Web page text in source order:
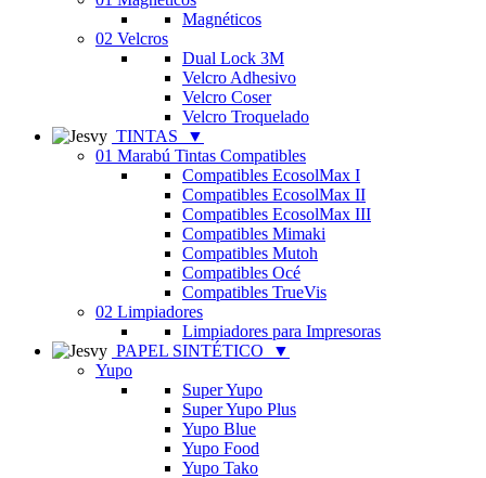
Magnéticos
02 Velcros
Dual Lock 3M
Velcro Adhesivo
Velcro Coser
Velcro Troquelado
TINTAS
▼
01 Marabú Tintas Compatibles
Compatibles EcosolMax I
Compatibles EcosolMax II
Compatibles EcosolMax III
Compatibles Mimaki
Compatibles Mutoh
Compatibles Océ
Compatibles TrueVis
02 Limpiadores
Limpiadores para Impresoras
PAPEL SINTÉTICO
▼
Yupo
Super Yupo
Super Yupo Plus
Yupo Blue
Yupo Food
Yupo Tako